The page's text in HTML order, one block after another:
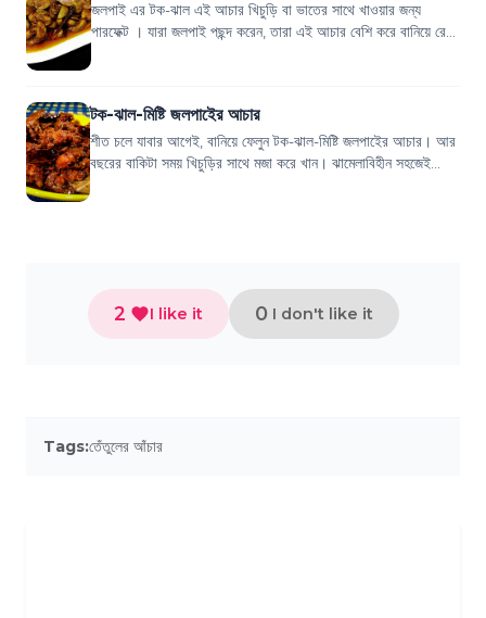
জলপাই এর টক-ঝাল এই আচার খিচুড়ি বা ভাতের সাথে খাওয়ার জন্য
পারফেক্ট । যারা জলপাই পছন্দ করেন, তারা এই আচার বেশি করে বানিয়ে রেখে
টক-ঝাল-মিষ্টি জলপাইের আচার
শীত চলে যাবার আগেই, বানিয়ে ফেলুন টক-ঝাল-মিষ্টি জলপাইের আচার। আর
বছরের বাকিটা সময় খিচুড়ির সাথে মজা করে খান। ঝামেলাবিহীন সহজেই
2 I like it 0 I don't like it
Tags:তেঁতুলের আঁচার